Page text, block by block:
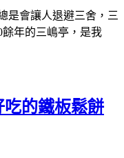
是會讓人退避三舍，三
年的三嶋亭，是我
吃的鐵板鬆餅